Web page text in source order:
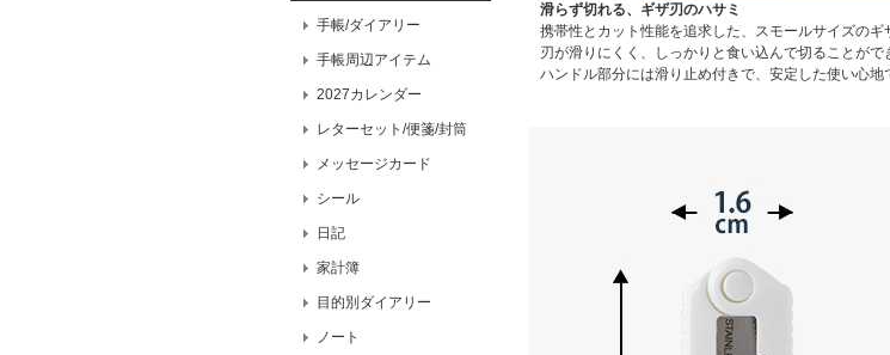
手帳/ダイアリー
手帳周辺アイテム
2027カレンダー
レターセット/便箋/封筒
メッセージカード
シール
日記
家計簿
目的別ダイアリー
ノート
滑らず切れる、ギザ刃のハサミ
携帯性とカット性能を追求した、スモールサイズの
刃が滑りにくく、しっかりと食い込んで切ることがで
ハンドル部分には滑り止め付きで、安定した使い心地